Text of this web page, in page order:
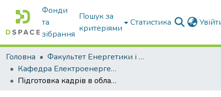
Фонди
та
зібрання
Пошук за
критеріями
Статистика
Головна
Факультет Енергетики і комп'ютерних технологій
Кафедра Електроенергетики і електротехнологій
Підготовка кадрів в області енергозбереження